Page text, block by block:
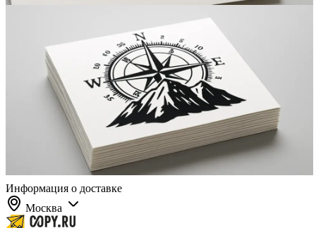
Информация о доставке
Москва